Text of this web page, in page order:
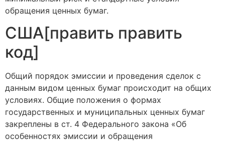
обращения ценных бумаг.
США[править править
код]
Общий порядок эмиссии и проведения сделок с
данным видом ценных бумаг происходит на общих
условиях. Общие положения о формах
государственных и муниципальных ценных бумаг
закреплены в ст. 4 Федерального закона «Об
особенностях эмиссии и обращения